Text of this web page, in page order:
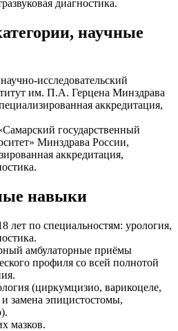
диагностика.
научные
исследовательский
им. П.А. Герцена Минздрава
аккредитация,
государственный
Минздрава России,
аккредитация,
навыки
лет по специальностям: урология,
амбулаторные приёмы
профиля со всей полнотой
(циркумцизио, варикоцеле,
замена эпицистостомы,
мазков.